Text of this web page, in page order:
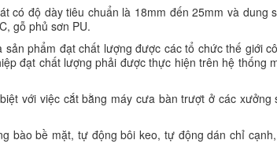
có độ dày tiêu chuẩn là 18mm đến 25mm và dung
gỗ phủ sơn PU.
phẩm đạt chất lượng được các tổ chức thế giới
đạt chất lượng phải được thực hiện trên hệ thống
với việc cắt bằng máy cưa bàn trượt ở các xưởng
bào bề mặt, tự động bôi keo, tự động dán chỉ